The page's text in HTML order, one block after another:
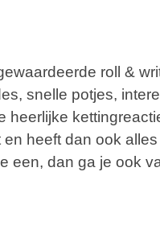
roll &
snelle potjes,
heerlijke
heeft dan ook
een, dan ga je ook